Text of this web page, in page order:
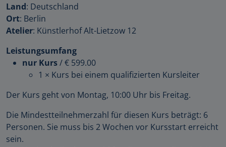
Land: Deutschland
Ort: Berlin
Atelier: Künstlerhof Alt-Lietzow 12
Leistungsumfang
nur Kurs/€ 599.00
1 × Kurs bei einem qualifizierten Kursleiter
Der Kurs geht von Montag, 10:00 Uhr bis Freitag.
Die Mindestteilnehmerzahl für diesen Kurs beträgt: 6
Personen. Sie muss bis 2 Wochen vor Kursstart erreicht
sein.